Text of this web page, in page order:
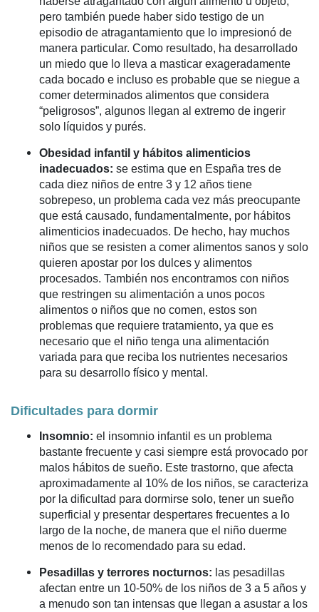
pero también puede haber sido testigo de un
episodio de atragantamiento que lo impresionó de
manera particular. Como resultado, ha desarrollado
un miedo que lo lleva a masticar exageradamente
cada bocado e incluso es probable que se niegue a
comer determinados alimentos que considera
“peligrosos”, algunos llegan al extremo de ingerir
solo líquidos y purés.
Obesidad infantil y hábitos alimenticios
inadecuados: se estima que en España tres de
cada diez niños de entre 3 y 12 años tiene
sobrepeso, un problema cada vez más preocupante
que está causado, fundamentalmente, por hábitos
alimenticios inadecuados. De hecho, hay muchos
niños que se resisten a comer alimentos sanos y solo
quieren apostar por los dulces y alimentos
procesados. También nos encontramos con niños
que restringen su alimentación a unos pocos
alimentos o niños que no comen, estos son
problemas que requiere tratamiento, ya que es
necesario que el niño tenga una alimentación
variada para que reciba los nutrientes necesarios
para su desarrollo físico y mental.
Dificultades para dormir
Insomnio: el insomnio infantil es un problema
bastante frecuente y casi siempre está provocado por
malos hábitos de sueño. Este trastorno, que afecta
aproximadamente al 10% de los niños, se caracteriza
por la dificultad para dormirse solo, tener un sueño
superficial y presentar despertares frecuentes a lo
largo de la noche, de manera que el niño duerme
menos de lo recomendado para su edad.
Pesadillas y terrores nocturnos: las pesadillas
afectan entre un 10-50% de los niños de 3 a 5 años y
a menudo son tan intensas que llegan a asustar a los